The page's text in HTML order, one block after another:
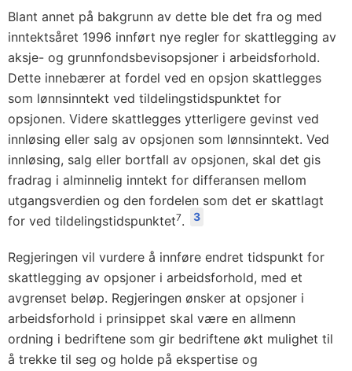
Blant annet på bakgrunn av dette ble det fra og med
inntektsåret 1996 innført nye regler for skattlegging av
aksje- og grunnfondsbevisopsjoner i arbeidsforhold.
Dette innebærer at fordel ved en opsjon skattlegges
som lønnsinntekt ved tildelingstidspunktet for
opsjonen. Videre skattlegges ytterligere gevinst ved
innløsing eller salg av opsjonen som lønnsinntekt. Ved
innløsing, salg eller bortfall av opsjonen, skal det gis
fradrag i alminnelig inntekt for differansen mellom
utgangsverdien og den fordelen som det er skattlagt
for ved tildelingstidspunktet7. 3
Regjeringen vil vurdere å innføre endret tidspunkt for
skattlegging av opsjoner i arbeidsforhold, med et
avgrenset beløp. Regjeringen ønsker at opsjoner i
arbeidsforhold i prinsippet skal være en allmenn
ordning i bedriftene som gir bedriftene økt mulighet til
å trekke til seg og holde på ekspertise og